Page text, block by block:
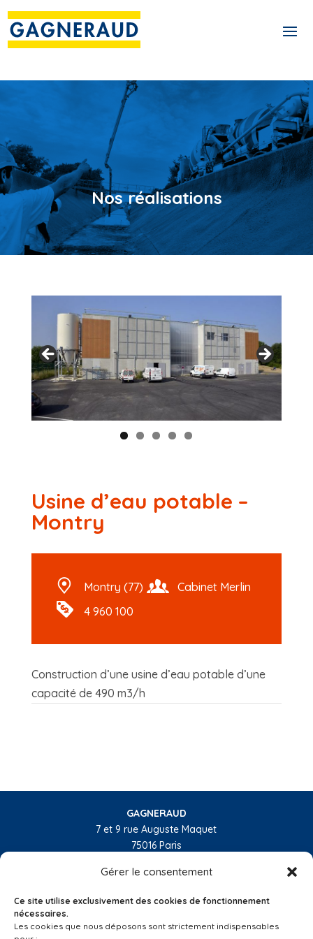
Gérer le consentement
Ce site utilise exclusivement des cookies de fonctionnement
nécessaires.
Les cookies que nous déposons sont strictement indispensables
Nos réalisations
Usine d’eau potable –
Montry
Montry (77)
Cabinet Merlin
4 960 100
Construction d’une usine d’eau potable d’une
capacité de 490 m3/h
GAGNERAUD
7 et 9 rue Auguste Maquet
75016 Paris